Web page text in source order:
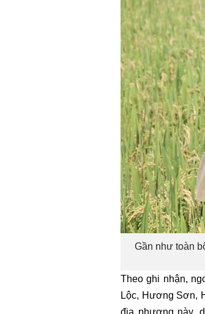
Gần như toàn
Theo ghi nhận,
Lộc, Hương Sơn,
địa phương này,